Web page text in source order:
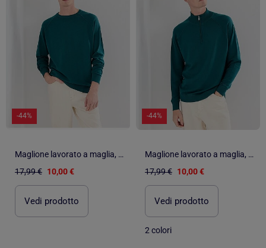
-44%
Maglione lavorato a maglia, MO Fashion
17,99 € 10,00 €
Vedi prodotto
-44%
Maglione lavorato a maglia, MO Fashion
17,99 € 10,00 €
Vedi prodotto
2 colori